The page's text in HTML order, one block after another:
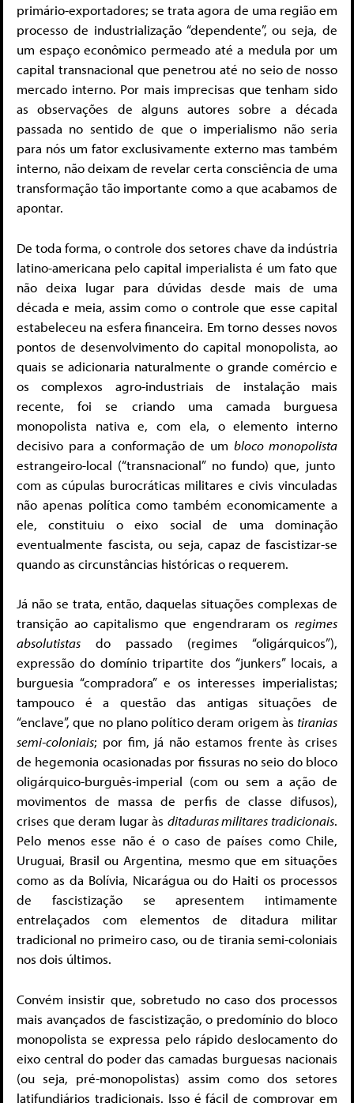
primário-exportadores; se trata agora de uma região em
processo de industrialização “dependente”, ou seja, de
um espaço econômico permeado até a medula por um
capital transnacional que penetrou até no seio de nosso
mercado interno. Por mais imprecisas que tenham sido
as observações de alguns autores sobre a década
passada no sentido de que o imperialismo não seria
para nós um fator exclusivamente externo mas também
interno, não deixam de revelar certa consciência de uma
transformação tão importante como a que acabamos de
apontar.
De toda forma, o controle dos setores chave da indústria
latino-americana pelo capital imperialista é um fato que
não deixa lugar para dúvidas desde mais de uma
década e meia, assim como o controle que esse capital
estabeleceu na esfera financeira. Em torno desses novos
pontos de desenvolvimento do capital monopolista, ao
quais se adicionaria naturalmente o grande comércio e
os complexos agro-industriais de instalação mais
recente, foi se criando uma camada burguesa
monopolista nativa e, com ela, o elemento interno
decisivo para a conformação de umbloco monopolista
estrangeiro-local (“transnacional” no fundo) que, junto
com as cúpulas burocráticas militares e civis vinculadas
não apenas política como também economicamente a
ele, constituiu o eixo social de uma dominação
eventualmente fascista, ou seja, capaz de fascistizar-se
quando as circunstâncias históricas o requerem.
Já não se trata, então, daquelas situações complexas de
transição ao capitalismo que engendraram os regimes
absolutistas do passado (regimes “oligárquicos”),
expressão do domínio tripartite dos “junkers” locais, a
burguesia “compradora” e os interesses imperialistas;
tampouco é a questão das antigas situações de
“enclave”, que no plano político deram origem às tiranias
semi-coloniais; por fim, já não estamos frente às crises
de hegemonia ocasionadas por fissuras no seio do bloco
oligárquico-burguês-imperial (com ou sem a ação de
movimentos de massa de perfis de classe difusos),
crises que deram lugar às ditaduras militares tradicionais.
Pelo menos esse não é o caso de países como Chile,
Uruguai, Brasil ou Argentina, mesmo que em situações
como as da Bolívia, Nicarágua ou do Haiti os processos
de fascistização se apresentem intimamente
entrelaçados com elementos de ditadura militar
tradicional no primeiro caso, ou de tirania semi-coloniais
nos dois últimos.
Convém insistir que, sobretudo no caso dos processos
mais avançados de fascistização, o predomínio do bloco
monopolista se expressa pelo rápido deslocamento do
eixo central do poder das camadas burguesas nacionais
(ou seja, pré-monopolistas) assim como dos setores
latifundiários tradicionais. Isso é fácil de comprovar em